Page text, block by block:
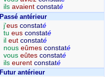
ilsavaient constaté
Passé antérieur
j'eus constaté
tueus constaté
ileut constaté
nouseûmes constaté
vouseûtes constaté
ilseurent constaté
Futur antérieur